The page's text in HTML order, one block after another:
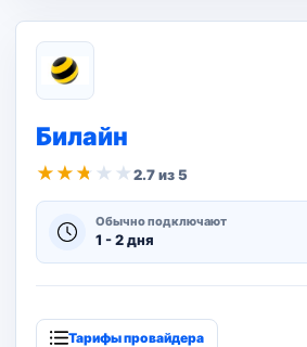
Билайн
★ ★ ★ ★ ★2.7 из 5
Обычно подключают
1 - 2 дня
Тарифы провайдера